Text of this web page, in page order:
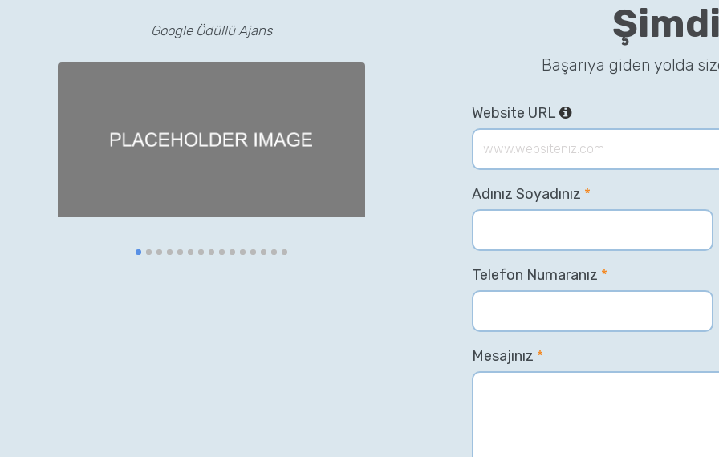
Google Ödüllü Ajans
Başarıya giden yolda
Website URL
Adınız Soyadınız *
Telefon Numaranız *
Mesajınız *